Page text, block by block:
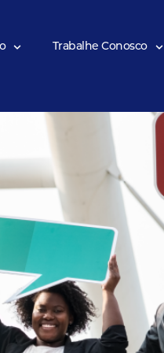
Trabalhe Conosco
impulsionar